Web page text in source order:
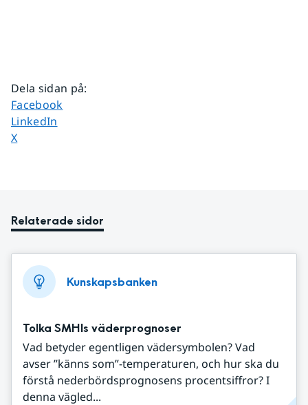
Dela sidan på:
Dela sidan på
Facebook
Dela sidan på
LinkedIn
Dela sidan på
X
Relaterade sidor
Kunskapsbanken
Tolka SMHIs väderprognoser
Vad betyder egentligen vädersymbolen? Vad
avser ”känns som”-temperaturen, och hur ska du
förstå nederbördsprognosens procentsiffror? I
denna vägled...